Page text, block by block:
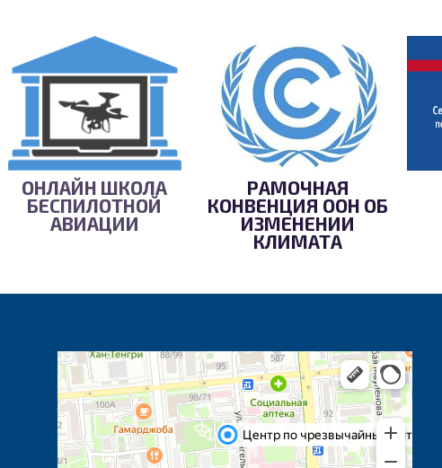
ОНЛАЙН ШКОЛА
БЕСПИЛОТНОЙ
АВИАЦИИ
РАМОЧНАЯ
КОНВЕНЦИЯ ООН ОБ
ИЗМЕНЕНИИ
КЛИМАТА